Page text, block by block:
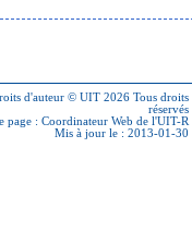
d'auteur © UIT 2026 Tous droits
réservés
page : Coordinateur Web de l'UIT-R
Mis à jour le : 2013-01-30